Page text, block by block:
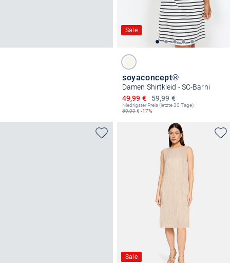
Sale
soyaconcept®
Damen Shirtkleid - SC-Barni
59,99 €
Ermäßigter Preis
49,99 €
Niedrigster Preis (letzte 30 Tage):
59,99€ -17%
Sale